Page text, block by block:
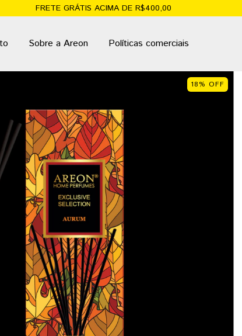
FRETE GRÁTIS ACIMA DE R$400,00
Sobre a Areon Políticas comerciais
18% OFF